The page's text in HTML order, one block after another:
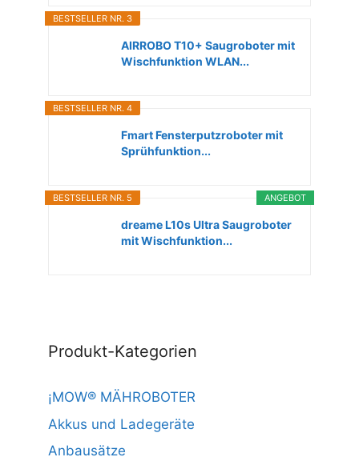
BESTSELLER NR. 3
AIRROBO T10+ Saugroboter mit
Wischfunktion WLAN...
BESTSELLER NR. 4
Fmart Fensterputzroboter mit
Sprühfunktion...
ANGEBOT
BESTSELLER NR. 5
dreame L10s Ultra Saugroboter
mit Wischfunktion...
Produkt-Kategorien
¡MOW® MÄHROBOTER
Akkus und Ladegeräte
Anbausätze